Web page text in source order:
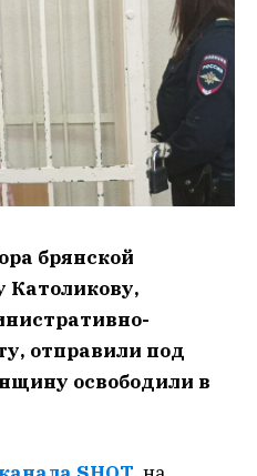
брянской
Католикову,
отправили под
освободили в